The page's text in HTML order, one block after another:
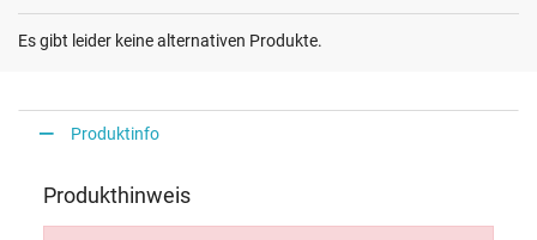
Es gibt leider keine alternativen Produkte.
Produktinfo
Produkthinweis